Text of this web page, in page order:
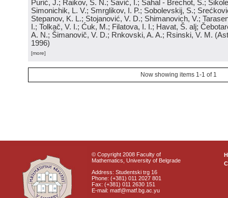
Purić, J.; Raikov, S. N.; Savić, I.; Sahal - Brechot, S.;
Simonichik, L. V.; Smrglikov, I. P.; Sobolevskij, S.;
Stepanov, K. L.; Stojanović, V. D.; Shimanovich, V.;
I.; Tolkač, V. I.; Ćuk, M.; Filatova, I. I.; Havat, Š. alj;
A. N.; Šimanovič, V. D.; Rnkovski, A. A.; Rsinski, V. M. (
1996)
[more]
Now showing items 1-1 of 1
© Copyright 2008 Faculty of
Mathematics, University of Belgrade
Address: Studentski trg 16
Phone: (+381) 011 2027 801
Fax: (+381) 011 2630 151
E-mail: matf@matf.bg.ac.yu